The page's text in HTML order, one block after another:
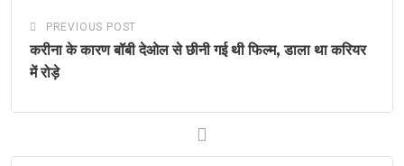
PREVIOUS POST
करीना के कारण बॉबी देओल से छीनी गई थी फिल्म, डाला था करियर
में रोड़े